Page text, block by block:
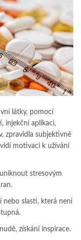
látky, pomocí
injekční aplikaci,
zpravidla sub­jek­tivně
motivaci k užívání
stresovým
nebo slasti, která není
získání inspirace.